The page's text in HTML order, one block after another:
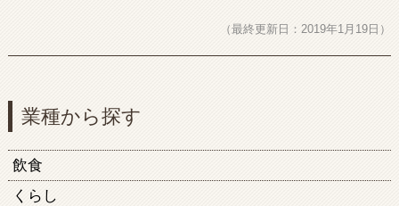
（最終更新日：2019年1月19日）
業種から探す
飲食
くらし